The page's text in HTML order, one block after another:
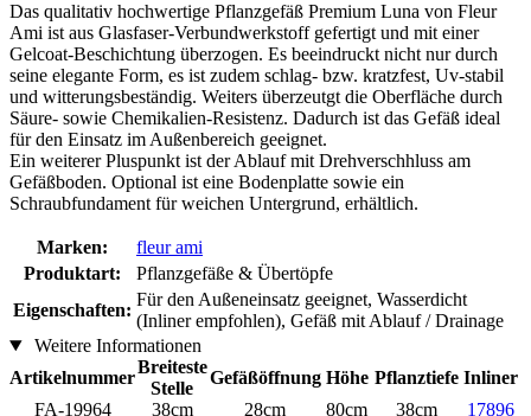
Das qualitativ hochwertige Pflanzgefäß Premium Luna von Fleur
Ami ist aus Glasfaser-Verbundwerkstoff gefertigt und mit einer
Gelcoat-Beschichtung überzogen. Es beeindruckt nicht nur durch
seine elegante Form, es ist zudem schlag- bzw. kratzfest, Uv-stabil
und witterungsbeständig. Weiters überzeutgt die Oberfläche durch
Säure- sowie Chemikalien-Resistenz. Dadurch ist das Gefäß ideal
für den Einsatz im Außenbereich geeignet.
Ein weiterer Pluspunkt ist der Ablauf mit Drehverschhluss am
Gefäßboden. Optional ist eine Bodenplatte sowie ein
Schraubfundament für weichen Untergrund, erhältlich.
Marken:
fleur ami
Produktart:
Pflanzgefäße & Übertöpfe
Eigenschaften:
Für den Außeneinsatz geeignet, Wasserdicht
(Inliner empfohlen), Gefäß mit Ablauf / Drainage
Weitere Informationen
Artikelnummer
Breiteste
Stelle
Gefäßöffnung Höhe Pflanztiefe Inliner
FA-19964
38cm 28cm 80cm 38cm 17896